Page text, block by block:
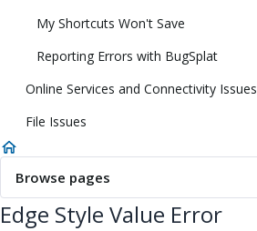
My Shortcuts Won't Save
Reporting Errors with BugSplat
Online Services and Connectivity Issues
File Issues
Browse pages
Edge Style Value Error